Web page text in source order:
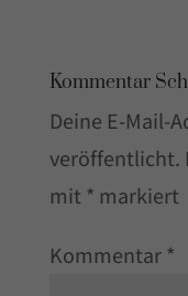
Kommentar
Deine E-Mail-
veröffentlicht.
mit* markiert
Kommentar*